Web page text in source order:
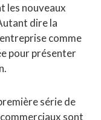
les nouveaux
dire la
comme
pour présenter
série de
sont